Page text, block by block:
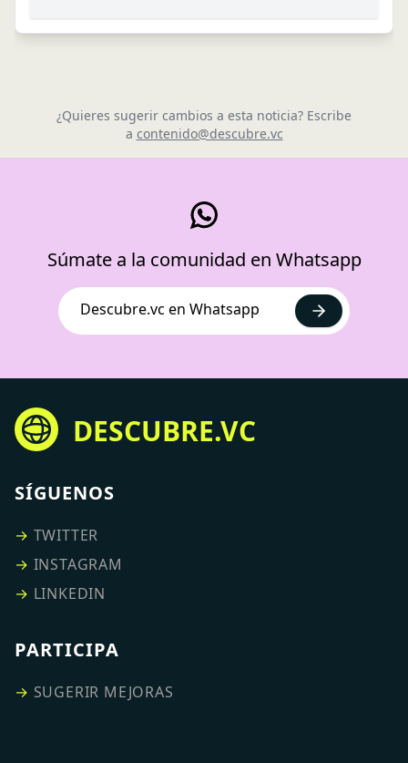
¿Quieres sugerir cambios a esta noticia? Escribe
a contenido@descubre.vc
Súmate a la comunidad en Whatsapp
Descubre.vc en Whatsapp
DESCUBRE.VC
SÍGUENOS
→ TWITTER
→ INSTAGRAM
→ LINKEDIN
PARTICIPA
→ SUGERIR MEJORAS